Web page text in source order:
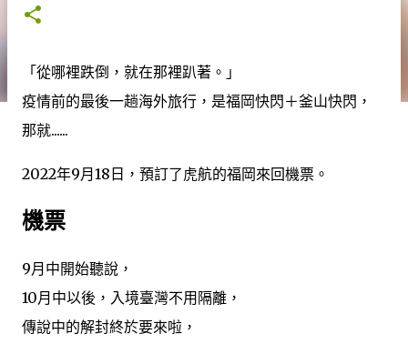
「從哪裡跌倒，就在那裡趴著。」
疫情前的最後一趟海外旅行，是福岡快閃＋釜山快閃，
那就......
2022年9月18日，預訂了虎航的福岡來回機票。
機票
9月中開始聽說，
10月中以後，入境臺灣不用隔離，
傳說中的解封終於要來啦，